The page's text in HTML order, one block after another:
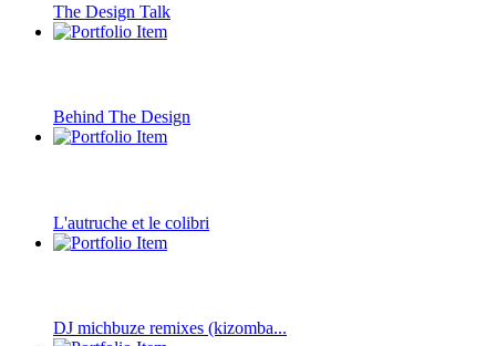
The Design Talk
Behind The Design
L'autruche et le colibri
DJ michbuze remixes (kizomba...